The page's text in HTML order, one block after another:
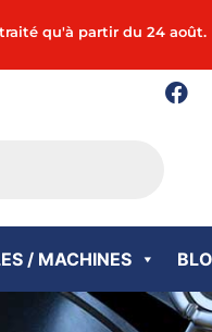
qu'à partir du 24 août.
/ MACHINES